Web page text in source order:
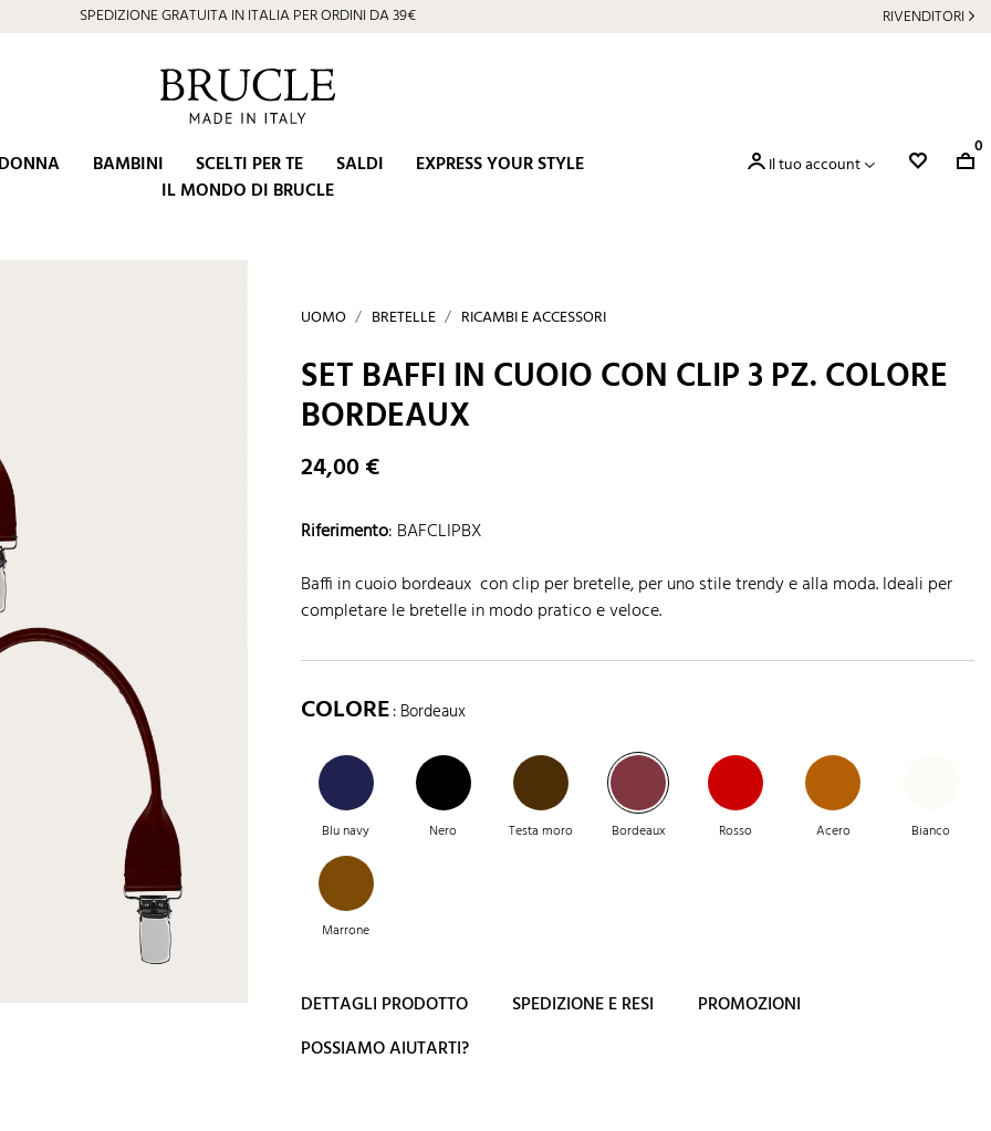
SPEDIZIONE GRATUITA IN ITALIA PER ORDINI DA 39€ RIVENDITORI
DONNA BAMBINI SCELTI PER TE SALDI
EXPRESS YOUR STYLE
IL MONDO DI BRUCLE
Il tuo account
0
UOMO BRETELLE RICAMBI E ACCESSORI
SET BAFFI IN CUOIO CON CLIP 3 PZ. COLORE
BORDEAUX
24,00 €
Riferimento: BAFCLIPBX
Baffi in cuoio bordeaux con clip per bretelle, per uno stile trendy e alla moda. Ideali per
completare le bretelle in modo pratico e veloce.
COLORE: Bordeaux
Blu navy Nero Testa moro Bordeaux Rosso Acero Bianco
Marrone
DETTAGLI PRODOTTO SPEDIZIONE E RESI
PROMOZIONI
POSSIAMO AIUTARTI?